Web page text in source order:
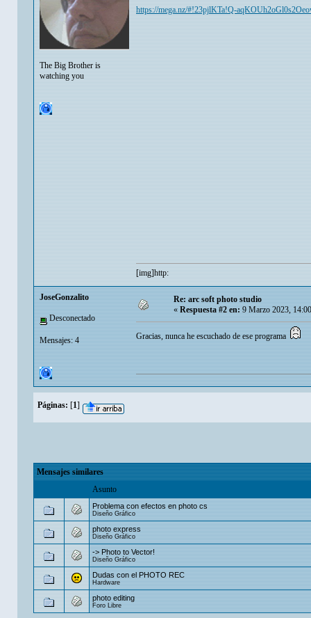
The Big Brother is
watching you
https://mega.nz/#!23pjlKTa!Q-
[img]http:
JoseGonzalito
Desconectado
Mensajes: 4
Re: arc soft photo studio
«Respuesta #2 en:9 Marzo 2023,
Gracias, nunca he escuchado de ese programa
Páginas: [1]
Mensajes similares
Asunto
Problema con efectos en photo cs
Diseño Gráfico
photo express
Diseño Gráfico
-> Photo to Vector!
Diseño Gráfico
Dudas con el PHOTO REC
Hardware
photo editing
Foro Libre